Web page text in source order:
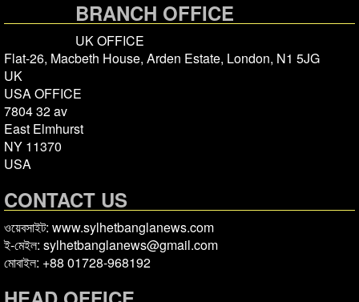
BRANCH OFFICE
UK OFFICE
Flat-26, Macbeth House, Arden Estate, London, N1 5JG
UK
USA OFFICE
7804 32 av
East Elmhurst
NY 11370
USA
CONTACT US
ওয়েবসাইট: www.sylhetbanglanews.com
ই-মেইল: sylhetbanglanews@gmail.com
মোবাইল: +88 01728-968192